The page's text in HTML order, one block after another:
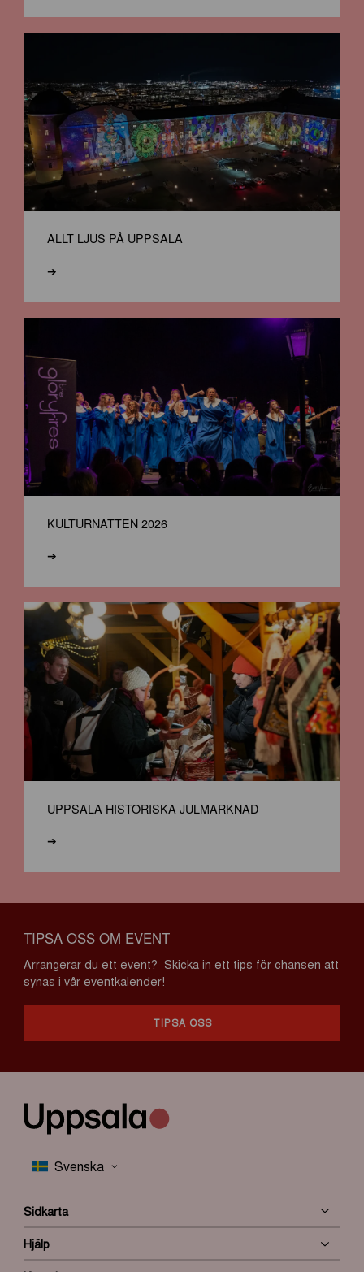
ALLT LJUS PÅ UPPSALA
➔
KULTURNATTEN 2026
➔
UPPSALA HISTORISKA JULMARKNAD
➔
TIPSA OSS OM EVENT
Arrangerar du ett event? Skicka in ett tips för chansen att
synas i vår eventkalender!
TIPSA OSS
Sidkarta
Hjälp